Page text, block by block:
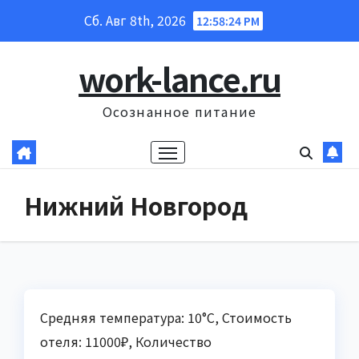
Сб. Авг 8th, 2026 12:58:25 PM
work-lance.ru
Осознанное питание
Нижний Новгород
Средняя температура: 10°C, Стоимость
отеля: 11000₽, Количество